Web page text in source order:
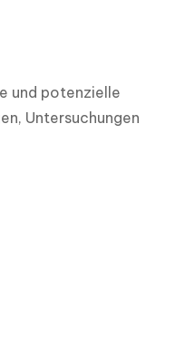
und potenzielle
Untersuchungen